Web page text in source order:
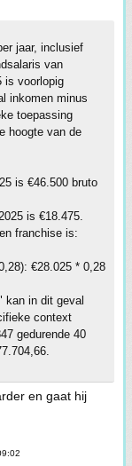
jaar, inclusief
van
is voorlopig
inkomen minus
toepassing
hoogte van de
is €46.500 bruto
is €18.475.
franchise is:
€28.025 * 0,28
kan in dit geval
context
gedurende 40
en gaat hij